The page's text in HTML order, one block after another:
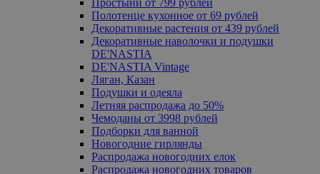
Полотенце кухонное от 69 рублей
Декоративные растения от 439 рублей
Декоративные наволочки и подушки
DE'NASTIA
DE'NASTIA Vintage
Ляган, Казан
Подушки и одеяла
Летняя распродажа до 50%
Чемоданы от 3998 рублей
Подборки для ванной
Новогодние гирлянды
Распродажа новогодних елок
Распродажа новогодних товаров